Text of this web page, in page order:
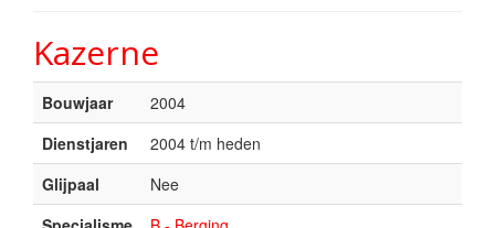
Kazerne
Bouwjaar
2004
Dienstjaren
2004 t/m heden
Glijpaal
Nee